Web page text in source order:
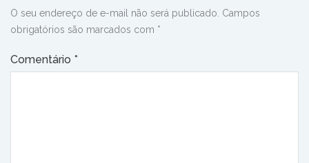
O seu endereço de e-mail não será publicado. Campos
obrigatórios são marcados com *
Comentário *